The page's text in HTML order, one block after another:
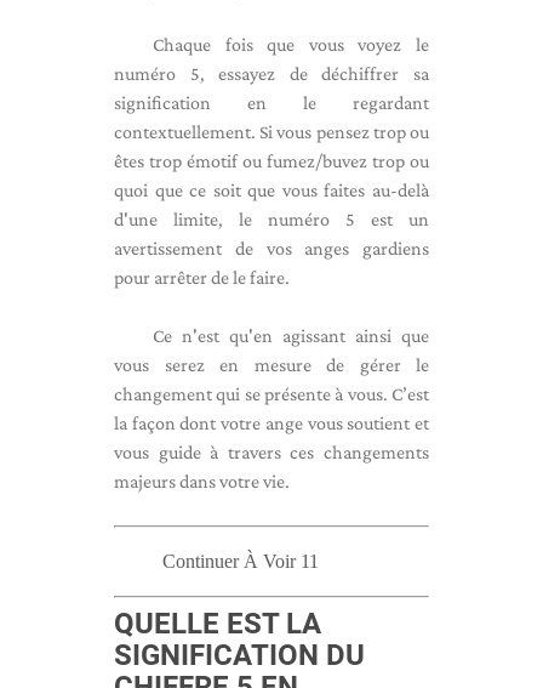
Chaque fois que vous voyez le
numéro 5, essayez de déchiffrer sa
signification en le regardant
contextuellement. Si vous pensez trop ou
êtes trop émotif ou fumez/buvez trop ou
quoi que ce soit que vous faites au-delà
d'une limite, le numéro 5 est un
avertissement de vos anges gardiens
pour arrêter de le faire.
Ce n'est qu'en agissant ainsi que
vous serez en mesure de gérer le
changement qui se présente à vous. C’est
la façon dont votre ange vous soutient et
vous guide à travers ces changements
majeurs dans votre vie.
Continuer À Voir 11
QUELLE EST LA
SIGNIFICATION DU